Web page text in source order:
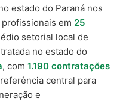
estado do Paraná nos
em 25
setorial local de
no estado do
, com 1.190 contratações
central para
e